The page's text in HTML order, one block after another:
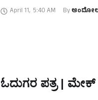
April 11, 5:40 AM By
ಓದುಗರ ಪತ್ರ |